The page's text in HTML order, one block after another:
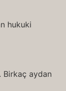
hukuki
Birkaç aydan